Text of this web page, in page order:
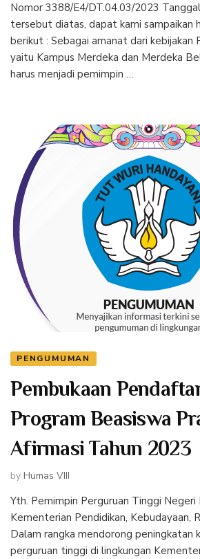
Nomor 3388/E4/DT.04.03/2023
tersebut diatas, dapat kami sampaikan
berikut : Sebagai amanat dari kebijakan
yaitu Kampus Merdeka dan Merdeka
harus menjadi pemimpin …
PENGUMUMAN
Pembukaan
Program Beasiswa
Afirmasi Tahun 2023
by Humas VIII
Yth. Pemimpin Perguruan Tinggi Negeri
Kementerian Pendidikan, Kebudayaan,
Dalam rangka mendorong peningkatan
perguruan tinggi di lingkungan